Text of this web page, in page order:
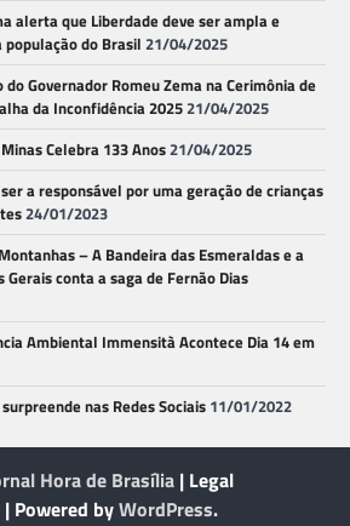
alerta que Liberdade deve ser ampla e
do Brasil 21/04/2025
Governador Romeu Zema na Cerimônia de
da Inconfidência 202521/04/2025
Celebra 133 Anos21/04/2025
a responsável por uma geração de crianças
24/01/2023
– A Bandeira das Esmeraldas e a
Gerais conta a saga de Fernão Dias
Ambiental Immensità Acontece Dia 14 em
surpreende nas Redes Sociais 11/01/2022
Hora de Brasília | Legal
| Powered byWordPress.